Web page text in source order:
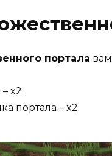
портала
x2;
портала – x2;